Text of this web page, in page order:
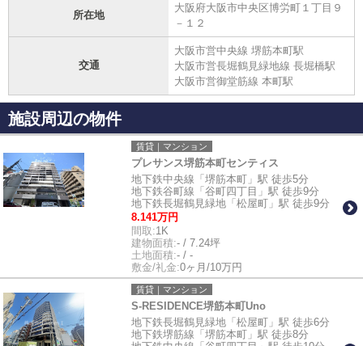
所在地
大阪府大阪市中央区博労町１丁目９
－１２
交通
大阪市営中央線 堺筋本町駅
大阪市営長堀鶴見緑地線 長堀橋駅
大阪市営御堂筋線 本町駅
施設周辺の物件
賃貸｜マンション
プレサンス堺筋本町センティス
地下鉄中央線「堺筋本町」駅 徒歩5分
地下鉄谷町線「谷町四丁目」駅 徒歩9分
地下鉄長堀鶴見緑地「松屋町」駅 徒歩9分
8.141万円
間取:1K
建物面積:- / 7.24坪
土地面積:- / -
敷金/礼金:0ヶ月/10万円
賃貸｜マンション
S-RESIDENCE堺筋本町Uno
地下鉄長堀鶴見緑地「松屋町」駅 徒歩6分
地下鉄堺筋線「堺筋本町」駅 徒歩8分